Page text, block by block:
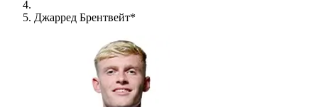
Джарред Брентвейт*